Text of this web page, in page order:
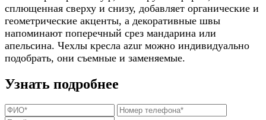
сплющенная сверху и снизу, добавляет органические и
геометрические акценты, а декоративные швы
напоминают поперечный срез мандарина или
апельсина. Чехлы кресла azur можно индивидуально
подобрать, они съемные и заменяемые.
Узнать подробнее